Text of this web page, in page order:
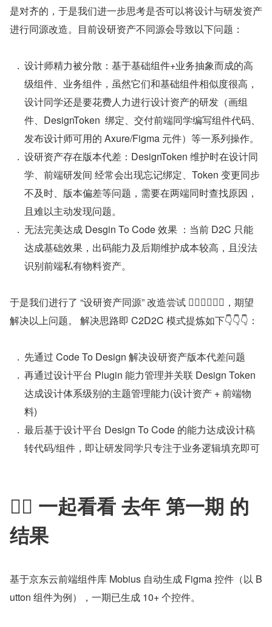
是对齐的，于是我们进一步思考是否可以将设计与研发资产
进行同源改造。目前设研资产不同源会导致以下问题：
设计师精力被分散：基于基础组件+业务抽象而成的高
级组件、业务组件，虽然它们和基础组件相似度很高，
设计同学还是要花费人力进行设计资产的研发（画组
件、DesignToken  绑定、交付前端同学编写组件代码、
发布设计师可用的 Axure/Figma 元件）等一系列操作。
设研资产存在版本代差：DesignToken 维护时在设计同
学、前端研发间 经常会出现忘记绑定、Token 变更同步
不及时、版本偏差等问题，需要在两端同时查找原因，
且难以主动发现问题。
无法完美达成 Desgin To Code 效果 ：当前 D2C 只能
达成基础效果，出码能力及后期维护成本较高，且没法
识别前端私有物料资产。
于是我们进行了 “设研资产同源” 改造尝试 🏃‍♂️🏃‍♂️🏃‍♂️，期望
解决以上问题。 解决思路即 C2D2C 模式提炼如下👇️👇️👇️：
先通过 Code To Design 解决设研资产版本代差问题
再通过设计平台 Plugin 能力管理并关联 Design Token
达成设计体系级别的主题管理能力(设计资产 + 前端物
料)
最后基于设计平台 Design To Code 的能力达成设计稿
转代码/组件，即让研发同学只专注于业务逻辑填充即可
💁‍♂️ 一起看看 去年 第一期 的
结果
基于京东云前端组件库 Mobius 自动生成 Figma 控件（以 B
utton 组件为例），一期已生成 10+ 个控件。